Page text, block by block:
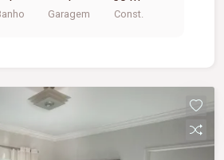
Garagem Const.